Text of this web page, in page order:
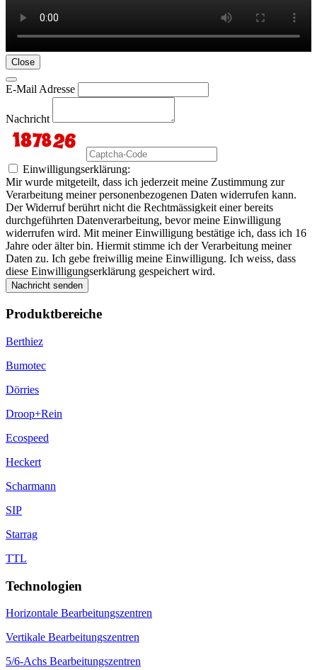
Close
E-Mail Adresse
Nachricht
Einwilligungserklärung:
Mir wurde mitgeteilt, dass ich jederzeit meine Zustimmung zur
Verarbeitung meiner personenbezogenen Daten widerrufen kann.
Der Widerruf berührt nicht die Rechtmässigkeit einer bereits
durchgeführten Datenverarbeitung, bevor meine Einwilligung
widerrufen wird. Mit meiner Einwilligung bestätige ich, dass ich 16
Jahre oder älter bin. Hiermit stimme ich der Verarbeitung meiner
Daten zu. Ich gebe freiwillig meine Einwilligung. Ich weiss, dass
diese Einwilligungserklärung gespeichert wird.
Nachricht senden
Produktbereiche
Berthiez
Bumotec
Dörries
Droop+Rein
Ecospeed
Heckert
Scharmann
SIP
Starrag
TTL
Technologien
Horizontale Bearbeitungszentren
Vertikale Bearbeitungszentren
5/6-Achs Bearbeitungszentren